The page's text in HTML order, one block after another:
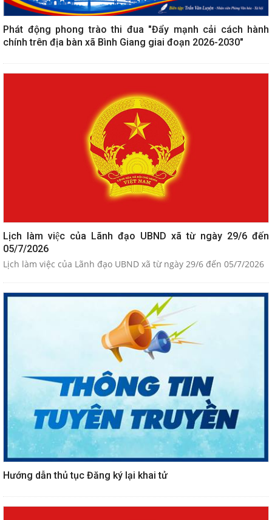
Phát động phong trào thi đua "Đẩy mạnh cải cách hành
chính trên địa bàn xã Bình Giang giai đoạn 2026-2030"
Lịch làm việc của Lãnh đạo UBND xã từ ngày 29/6 đến
05/7/2026
Lịch làm việc của Lãnh đạo UBND xã từ ngày 29/6 đến 05/7/2026
Hướng dẫn thủ tục Đăng ký lại khai tử